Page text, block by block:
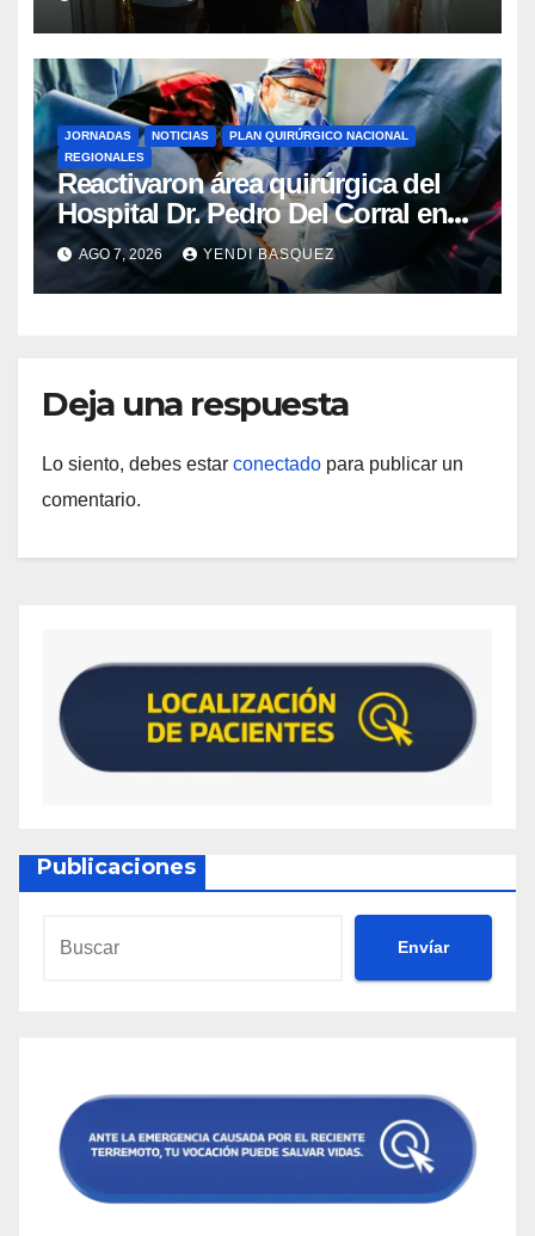
Rincón
JORNADAS NOTICIAS
PLAN QUIRÚRGICO NACIONAL
REGIONALES
Reactivaron área quirúrgica del
Hospital Dr. Pedro Del Corral en
Guárico
AGO 7, 2026 YENDI BASQUEZ
Deja una respuesta
Lo siento, debes estar conectado para publicar un
comentario.
Publicaciones
Envíar